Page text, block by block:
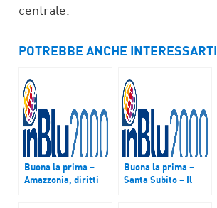
centrale.
POTREBBE ANCHE INTERESSARTI
Buona la prima –
Amazzonia, diritti
Buona la prima –
Santa Subito – Il